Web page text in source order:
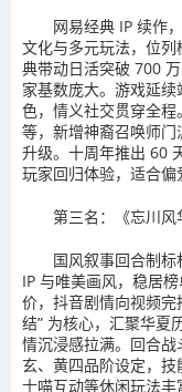
网易经典 IP 续作
文化与多元玩法，位
典带动日活突破 700
家基数庞大。游戏延
色，情义社交贯穿全
等，新增神裔召唤师
升级。十周年推出 60
玩家回归体验，适合偏
第三名：《忘川风
国风叙事回合制
IP 与唯美画风，稳居
价，抖音剧情向视频
结” 为核心，汇聚华夏
情沉浸感拉满。回合战
玄、黄四品阶设定，
士喵互动等休闲玩法